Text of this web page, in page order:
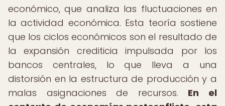
económico, que analiza las fluctuaciones en
la actividad económica. Esta teoría sostiene
que los ciclos económicos son el resultado de
la expansión crediticia impulsada por los
bancos centrales, lo que lleva a una
distorsión en la estructura de producción y a
malas asignaciones de recursos. En el